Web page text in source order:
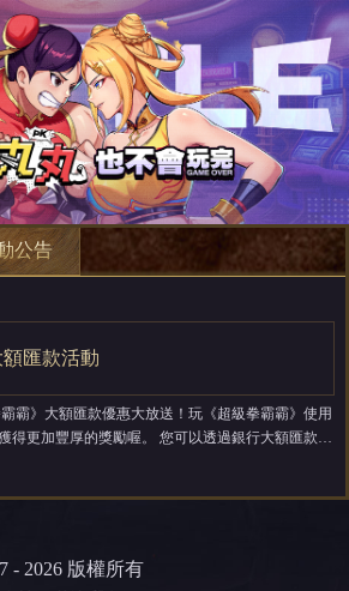
公告
額匯款活動
獎勵喔。 您可以透過銀行大額匯款
- 2026 版權所有